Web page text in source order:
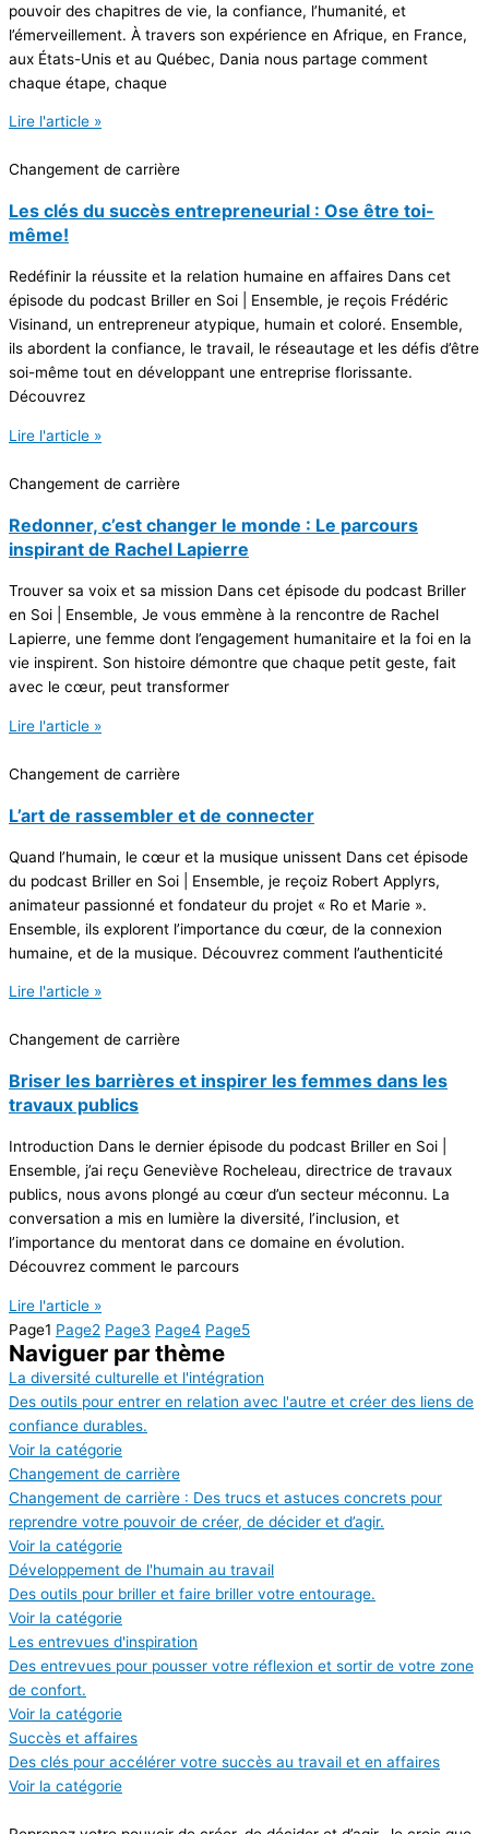
pouvoir des chapitres de vie, la confiance, l’humanité, et
l’émerveillement. À travers son expérience en Afrique, en France,
aux États-Unis et au Québec, Dania nous partage comment
chaque étape, chaque
Lire l'article »
Changement de carrière
Les clés du succès entrepreneurial : Ose être toi-
même!
Redéfinir la réussite et la relation humaine en affaires Dans cet
épisode du podcast Briller en Soi | Ensemble, je reçois Frédéric
Visinand, un entrepreneur atypique, humain et coloré. Ensemble,
ils abordent la confiance, le travail, le réseautage et les défis d’être
soi-même tout en développant une entreprise florissante.
Découvrez
Lire l'article »
Changement de carrière
Redonner, c’est changer le monde : Le parcours
inspirant de Rachel Lapierre
Trouver sa voix et sa mission Dans cet épisode du podcast Briller
en Soi | Ensemble, Je vous emmène à la rencontre de Rachel
Lapierre, une femme dont l’engagement humanitaire et la foi en la
vie inspirent. Son histoire démontre que chaque petit geste, fait
avec le cœur, peut transformer
Lire l'article »
Changement de carrière
L’art de rassembler et de connecter
Quand l’humain, le cœur et la musique unissent Dans cet épisode
du podcast Briller en Soi | Ensemble, je reçoiz Robert Applyrs,
animateur passionné et fondateur du projet « Ro et Marie ».
Ensemble, ils explorent l’importance du cœur, de la connexion
humaine, et de la musique. Découvrez comment l’authenticité
Lire l'article »
Changement de carrière
Briser les barrières et inspirer les femmes dans les
travaux publics
Introduction Dans le dernier épisode du podcast Briller en Soi |
Ensemble, j’ai reçu Geneviève Rocheleau, directrice de travaux
publics, nous avons plongé au cœur d’un secteur méconnu. La
conversation a mis en lumière la diversité, l’inclusion, et
l’importance du mentorat dans ce domaine en évolution.
Découvrez comment le parcours
Lire l'article »
Page1 Page2 Page3 Page4 Page5
Naviguer par thème
La diversité culturelle et l'intégration
Des outils pour entrer en relation avec l'autre et créer des liens de
confiance durables.
Voir la catégorie
Changement de carrière
Changement de carrière : Des trucs et astuces concrets pour
reprendre votre pouvoir de créer, de décider et d’agir.
Voir la catégorie
Développement de l'humain au travail
Des outils pour briller et faire briller votre entourage.
Voir la catégorie
Les entrevues d'inspiration
Des entrevues pour pousser votre réflexion et sortir de votre zone
de confort.
Voir la catégorie
Succès et affaires
Des clés pour accélérer votre succès au travail et en affaires
Voir la catégorie